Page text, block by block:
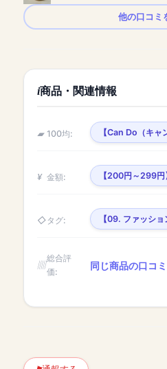
他の口コミ
商品・関連情報
100均: 【Can Do（キャ
金額: 【200円～299円
タグ: 【09. ファッショ
総合評
価:
同じ商品の口コ